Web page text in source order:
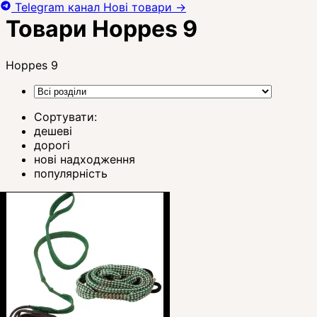
Товари Hoppes 9
Hoppes 9
Сортувати:
дешеві
дорогі
нові надходження
популярність
Telegram канал Нові товари →